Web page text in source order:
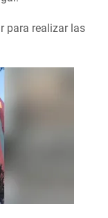
para realizar las